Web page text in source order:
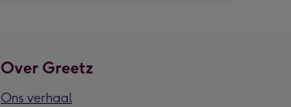
Over Greetz
Ons verhaal